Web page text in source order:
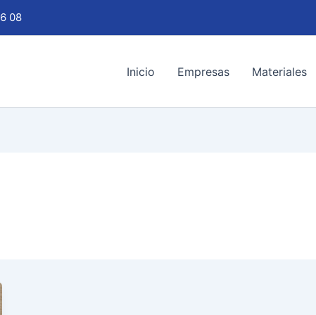
08
Inicio Empresas Materiales